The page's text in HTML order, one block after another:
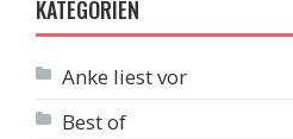
KATEGORIEN
Anke liest vor
Best of